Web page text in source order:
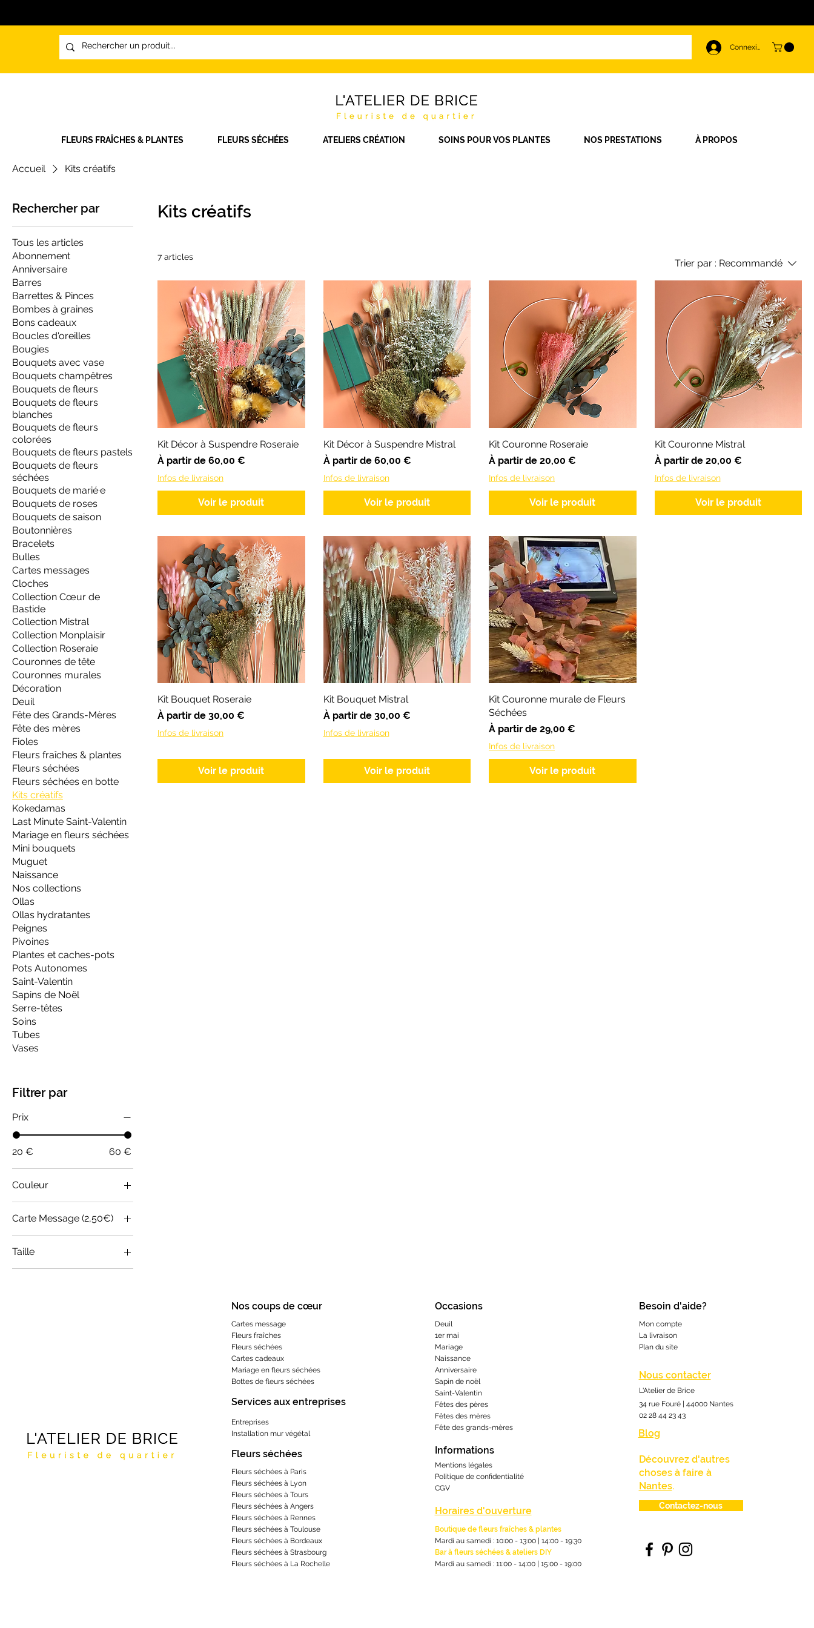
Connexion
FLEURS FRAÎCHES & PLANTES FLEURS SÉCHÉES ATELIERS CRÉATION SOINS POUR VOS PLANTES NOS PRESTATIONS À PROPOS
Accueil Kits créatifs
Rechercher par
Tous les articles
Abonnement
Anniversaire
Barres
Barrettes & Pinces
Bombes à graines
Bons cadeaux
Boucles d'oreilles
Bougies
Bouquets avec vase
Bouquets champêtres
Bouquets de fleurs
Bouquets de fleurs
blanches
Bouquets de fleurs
colorées
Bouquets de fleurs pastels
Bouquets de fleurs
séchées
Bouquets de marié·e
Bouquets de roses
Bouquets de saison
Boutonnières
Bracelets
Bulles
Cartes messages
Cloches
Collection Cœur de
Bastide
Collection Mistral
Collection Monplaisir
Collection Roseraie
Couronnes de tête
Couronnes murales
Décoration
Deuil
Fête des Grands-Mères
Fête des mères
Fioles
Fleurs fraîches & plantes
Fleurs séchées
Fleurs séchées en botte
Kits créatifs
Kokedamas
Last Minute Saint-Valentin
Mariage en fleurs séchées
Mini bouquets
Muguet
Naissance
Nos collections
Ollas
Ollas hydratantes
Peignes
Pivoines
Plantes et caches-pots
Pots Autonomes
Saint-Valentin
Sapins de Noël
Serre-têtes
Soins
Tubes
Vases
Filtrer par
Prix
20 € 60 €
Couleur
Carte Message (2,50€)
Bonne fête
Heureux Anniversaire
de mariage
Taille
Kits créatifs
7 articles
Trier par : Recommandé
Kit Décor à Suspendre Roseraie
À partir de 60,00 €
Prix promotionnel
Infos de livraison
Voir le produit
Kit Décor à Suspendre Mistral
À partir de 60,00 €
Prix promotionnel
Infos de livraison
Voir le produit
Kit Couronne Roseraie
À partir de 20,00 €
Prix promotionnel
Infos de livraison
Voir le produit
Kit Couronne Mistral
À partir de 20,00 €
Prix promotionnel
Infos de livraison
Voir le produit
Kit Bouquet Roseraie
À partir de 30,00 €
Prix promotionnel
Infos de livraison
Voir le produit
Kit Bouquet Mistral
À partir de 30,00 €
Prix promotionnel
Infos de livraison
Voir le produit
Kit Couronne murale de Fleurs
Séchées
À partir de 29,00 €
Prix promotionnel
Infos de livraison
Voir le produit
Nos coups de cœur
Cartes message
Fleurs fraîches
Fleurs séchées
Cartes cadeaux
Mariage en fleurs séchées
Bottes de fleurs séchées
Services aux entreprises
Entreprises
Installation mur végétal
Fleurs séchées
Fleurs séchées à Paris
Fleurs séchées à Lyon
Fleurs séchées à Tours
Fleurs séchées à Angers
Fleurs séchées à Rennes
Fleurs séchées à Toulouse
Fleurs séchées à Bordeaux
Fleurs séchées à Strasbourg
Fleurs séchées à La Rochelle
Occasions
Deuil
1er mai
Mariage
Naissance
Anniversaire
Sapin de noël
Saint-Valentin
Fêtes des pères
Fêtes des mères
​Fête des grands-mères
Informations
Mentions légales
Politique de confidentialité
CGV
Horaires d'ouverture
Boutique de fleurs fraîches & plantes
Mardi au samedi : 10:00 - 13:00
14:00- 19:30
Bar à fleurs séchées & ateliers DIY
Mardi au samedi : 11:00 - 14:00
15:00 - 19:00
Besoin d'aide?
Mon compte
La livraison
Plan du site
Nous contacter
L'Atelier de Brice
34 rue Fouré | 44000 Nantes
02 28 44 23 43
Blog
Découvrez d'autres
choses à faire à
Nantes.
Contactez-nous